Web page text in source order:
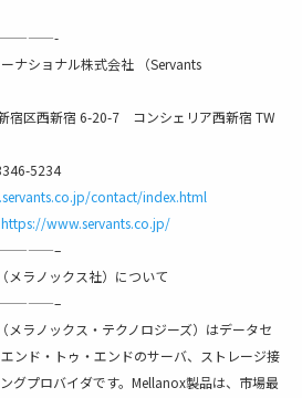
ナショナル株式会社 （Servants
宿区西新宿 6-20-7 コンシェリア西新宿 TW
5234
contact/index.html
https://www.servants.co.jp/
メラノックス社）について
ラノックス・テクノロジーズ）はデータセ
ンド・トゥ・エンドのサーバ、ストレージ接
グプロバイダです。Mellanox製品は、市場最